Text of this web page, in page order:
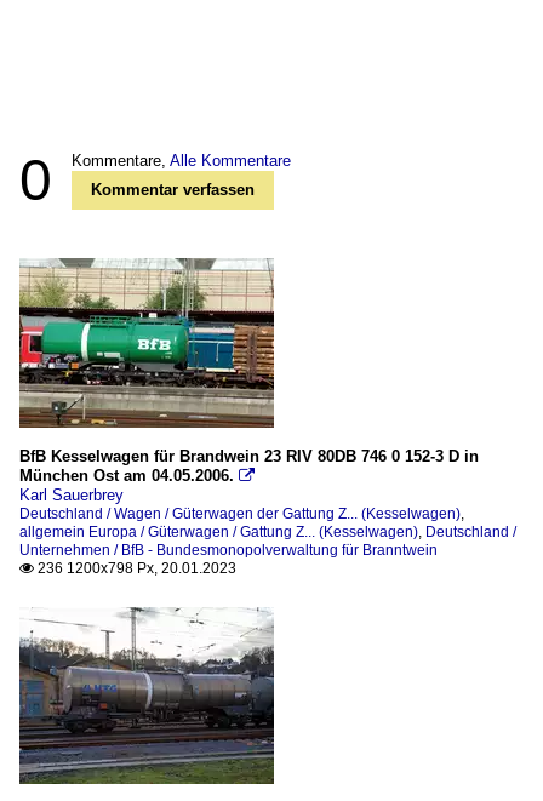
0 Kommentare, Alle Kommentare
Kommentar verfassen
BfB Kesselwagen für Brandwein 23 RIV 80DB 746 0 152-3 D in
München Ost am 04.05.2006. 
Karl Sauerbrey
Deutschland / Wagen / Güterwagen der Gattung Z... (Kesselwagen)
allgemein Europa / Güterwagen / Gattung Z... (Kesselwagen) Deutschland /
Unternehmen / BfB - Bundesmonopolverwaltung für Branntwein
 236 1200x798 Px, 20.01.2023